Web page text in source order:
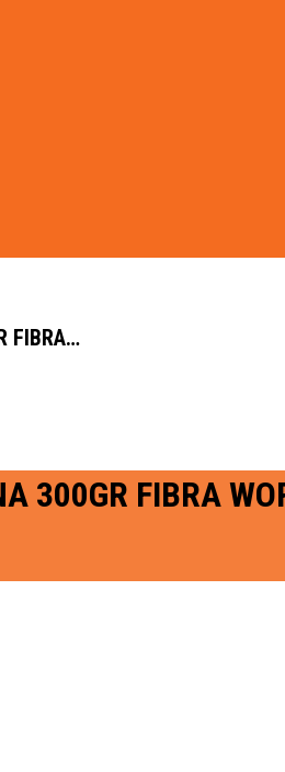
FIBRA…
300GR FIBRA